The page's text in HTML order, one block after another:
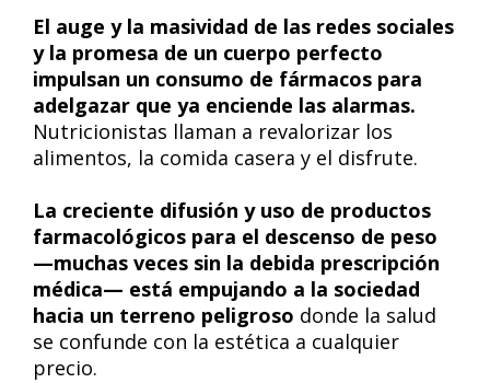
El auge y la masividad de las redes sociales
y la promesa de un cuerpo perfecto
impulsan un consumo de fármacos para
adelgazar que ya enciende las alarmas.
Nutricionistas llaman a revalorizar los
alimentos, la comida casera y el disfrute.
La creciente difusión y uso de productos
farmacológicos para el descenso de peso
—muchas veces sin la debida prescripción
médica— está empujando a la sociedad
hacia un terreno peligroso donde la salud
se confunde con la estética a cualquier
precio.